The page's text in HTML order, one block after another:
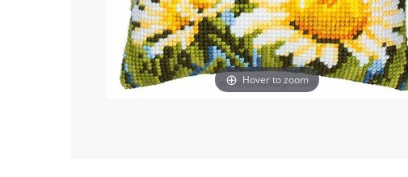
Hover to zoom